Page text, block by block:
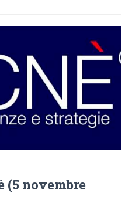
(5 novembre